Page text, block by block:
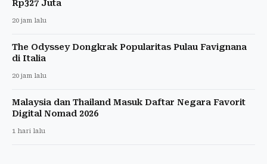
Rp327 Juta
20 jam lalu
The Odyssey Dongkrak Popularitas Pulau Favignana
di Italia
20 jam lalu
Malaysia dan Thailand Masuk Daftar Negara Favorit
Digital Nomad 2026
1 hari lalu